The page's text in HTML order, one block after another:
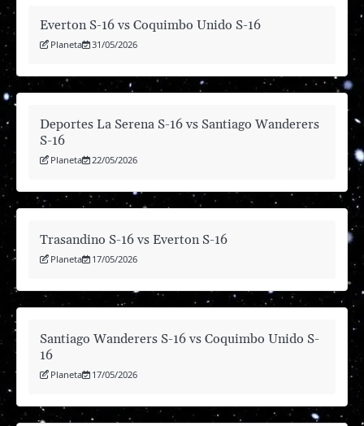
Everton S-16 vs Coquimbo Unido S-16
Planeta 31/05/2026
Deportes La Serena S-16 vs Santiago Wanderers
S-16
Planeta 22/05/2026
Trasandino S-16 vs Everton S-16
Planeta 17/05/2026
Santiago Wanderers S-16 vs Coquimbo Unido S-
16
Planeta 17/05/2026